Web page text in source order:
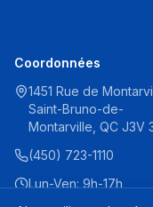
Coordonnées
1451 Rue de
Saint-Bruno-de-
Montarville, QC J3V
(450) 723-1110
Lun-Ven: 9h-17h